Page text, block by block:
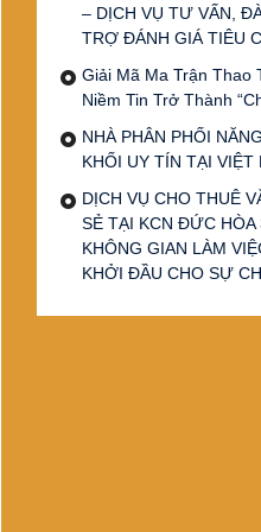
– DỊCH VỤ TƯ VẤN,
TRỢ ĐÁNH GIÁ TIÊU
Giải Mã Ma Trận Thao
Niềm Tin Trở Thành
NHÀ PHÂN PHỐI
KHỐI UY TÍN TẠI VIỆT
DỊCH VỤ CHO THUÊ
SẺ TẠI KCN ĐỨC HÒA
KHÔNG GIAN LÀM
KHỞI ĐẦU CHO SỰ